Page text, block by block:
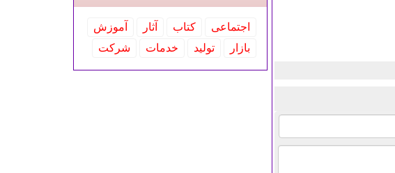
اجتماعی كتاب آثار
آموزش
بازار
تولید خدمات شركت